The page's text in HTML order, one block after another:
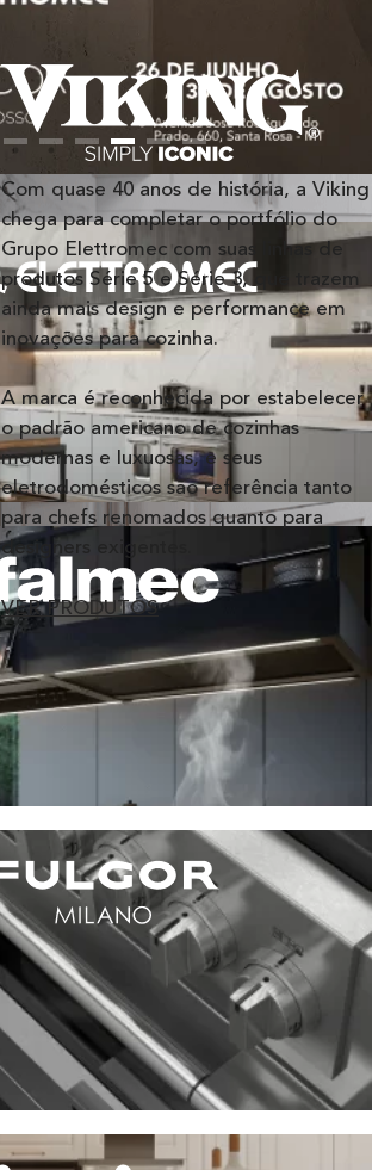
Com quase 40 anos de história, a Viking
chega para completar o portfólio do
Grupo Elettromec com suas linhas de
produtos Série 5 e Série 3, que trazem
ainda mais design e performance em
inovações para cozinha.
A marca é reconhecida por estabelecer
o padrão americano de cozinhas
modernas e luxuosas, e seus
eletrodomésticos são referência tanto
para chefs renomados quanto para
designers exigentes.
VER PRODUTOS
Falmec Fulgor Milano Viking